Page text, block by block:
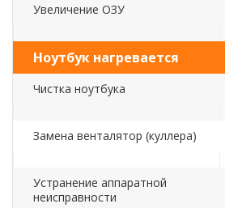
Увеличение ОЗУ
Ноутбук нагревается
Чистка ноутбука
Замена венталятор (куллера)
Устранение аппаратной
неисправности